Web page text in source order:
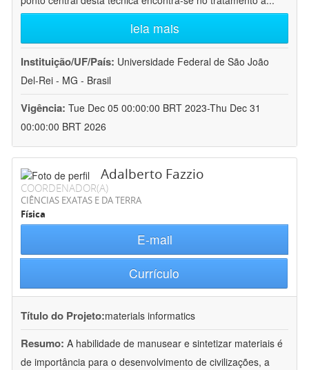
leia mais
Instituição/UF/País: Universidade Federal de São João
Del-Rei - MG - Brasil
Vigência: Tue Dec 05 00:00:00 BRT 2023-Thu Dec 31
00:00:00 BRT 2026
Adalberto Fazzio
COORDENADOR(A)
CIÊNCIAS EXATAS E DA TERRA
Física
E-mail
Currículo
Título do Projeto:materials informatics
Resumo: A habilidade de manusear e sintetizar materiais é
de importância para o desenvolvimento de civilizações, a